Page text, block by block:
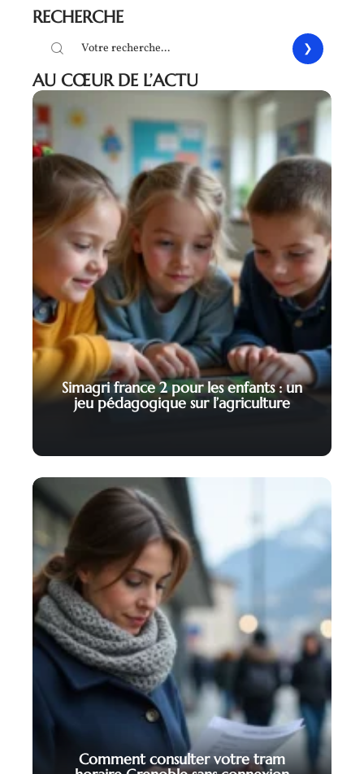
RECHERCHE
AU CŒUR DE L’ACTU
Simagri france 2 pour les enfants : un
jeu pédagogique sur l’agriculture
Comment consulter votre tram